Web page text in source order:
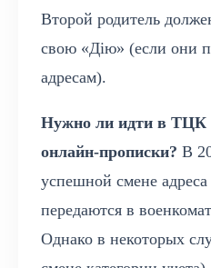
Второй родитель
свою «Дію» (если они
адресам).
Нужно ли идти в ТЦК
онлайн-прописки? В
успешной смене
передаются в
Однако в некоторых